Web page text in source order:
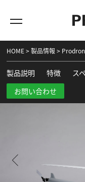
HOME>製品情報 >
製品説明 特徴 ス
お問い合わせ